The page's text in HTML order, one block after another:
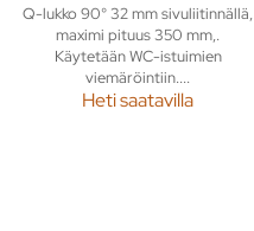
Q-lukko 90° 32 mm sivuliitinnällä,
maximi pituus 350 mm,.
Käytetään WC-istuimien
viemäröintiin....
Heti saatavilla